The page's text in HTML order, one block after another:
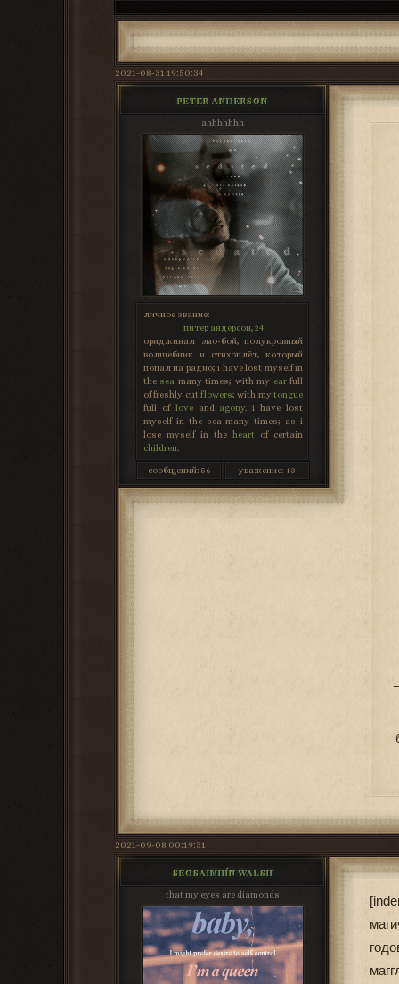
2021-08-31 19:50:34
PETER ANDERSON
ahhhhhhh
личное звание:
питер андерсон, 24
ориджинал эмо-бой, полукровный
волшебник и стихоплёт, который
попал на радио; i have lost myself in
the sea many times; with my earfull
of freshly cut flowers; with mytongue
full of loveand agony . i have lost
myself in the sea many times; as i
lose myself in the heart of certain
children
сообщений:56 уважение: +3
2021-09-08 00:19:31
SEOSAIMHÍN WALSH
that my eyes are diamonds